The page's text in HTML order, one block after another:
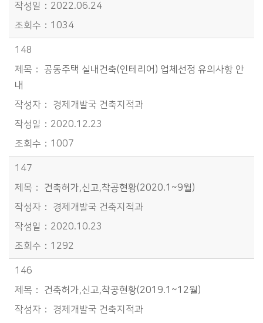
2022.06.24
1034
148
공동주택 실내건축(인테리어) 업체선정 유의사항 안
내
경제개발국 건축지적과
2020.12.23
1007
147
건축허가,신고,착공현황(2020.1~9월)
경제개발국 건축지적과
2020.10.23
1292
146
건축허가,신고,착공현황(2019.1~12월)
경제개발국 건축지적과